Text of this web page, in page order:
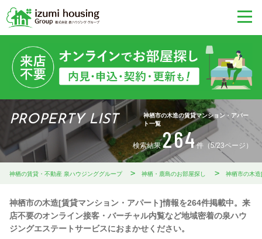
PROPERTY LIST
神栖市の木造の賃貸マンション・アパー
ト一覧
検索結果264件（5/23ページ）
神栖の賃貸・不動産 泉ハウジンググループ 神栖・鹿島のお部屋探し 神栖市の木
神栖市の木造[賃貸マンション・アパート]情報を264件掲載中。来
店不要のオンライン接客・バーチャル内覧など地域密着の泉ハウ
ジングエステートサービスにおまかせください。